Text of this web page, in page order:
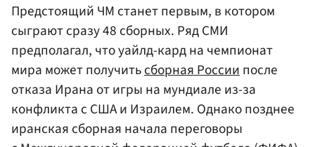
Предстоящий ЧМ станет первым, в котором
сыграют сразу 48 сборных. Ряд СМИ
предполагал, что уайлд-кард на чемпионат
мира может получитьсборная Россиипосле
отказа Ирана от игры на мундиале из-за
конфликта с США и Израилем. Однако позднее
иранская сборная начала переговоры